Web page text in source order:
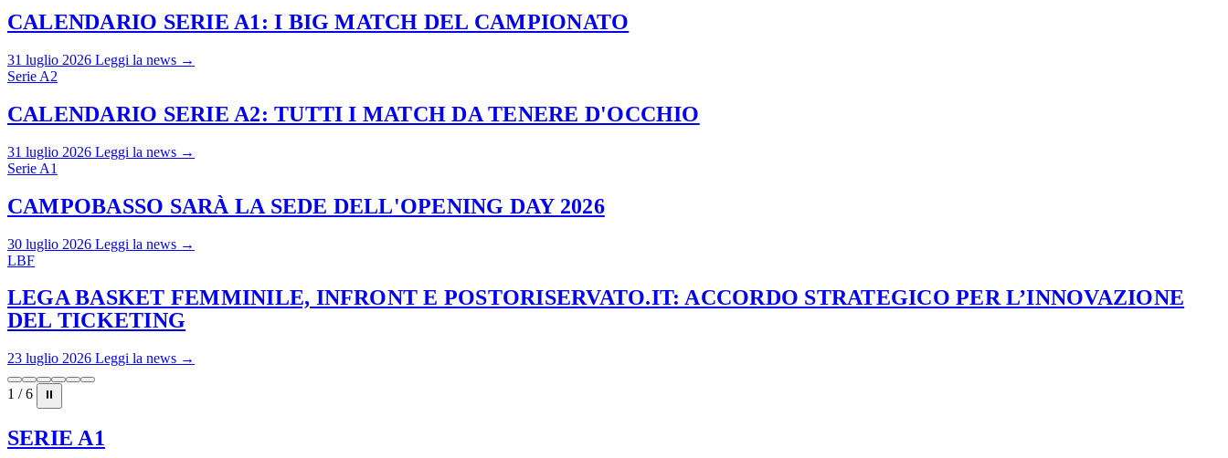
CALENDARIO SERIE A1: I BIG MATCH DEL CAMPIONATO
31 luglio 2026 Leggi la news →
Serie A2
CALENDARIO SERIE A2: TUTTI I MATCH DA TENERE D'OCCHIO
31 luglio 2026 Leggi la news →
Serie A1
CAMPOBASSO SARÀ LA SEDE DELL'OPENING DAY 2026
30 luglio 2026 Leggi la news →
LBF
LEGA BASKET FEMMINILE, INFRONT E POSTORISERVATO.IT: ACCORDO STRATEGICO PER L’INNOVAZIONE
DEL TICKETING
23 luglio 2026 Leggi la news →
1 / 6 ⏸
SERIE A1